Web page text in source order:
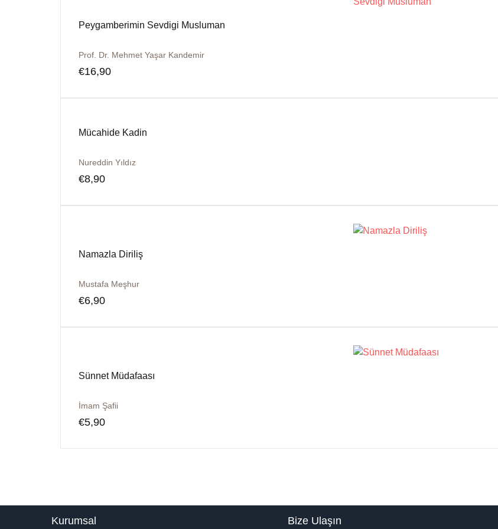
Peygamberimin Sevdigi Musluman
Prof. Dr. Mehmet Yaşar Kandemir
€16,90
Mücahide Kadin
Nureddin Yıldız
€8,90
Namazla Diriliş
Mustafa Meşhur
€6,90
Sünnet Müdafaası
İmam Şafii
€5,90
Kurumsal Bize Ulaşın